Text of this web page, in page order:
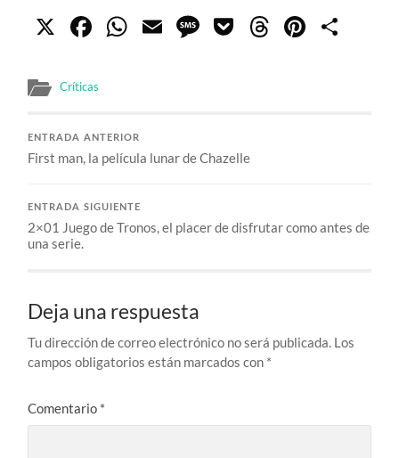
X Facebook
WhatsApp
EmailMessage
Pocket
Threads
Críticas
ENTRADA ANTERIOR
First man, la película lunar de Chazelle
ENTRADA SIGUIENTE
2×01 Juego de Tronos, el placer de disfrutar como antes de
una serie.
Deja una respuesta
Tu dirección de correo electrónico no será publicada. Los
campos obligatorios están marcados con *
Comentario *